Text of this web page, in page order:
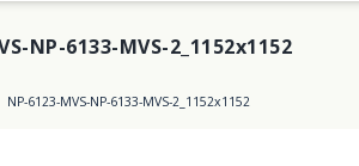
NP-6133-MVS-2_1152x1152
NP-6123-MVS-NP-6133-MVS-2_1152x1152